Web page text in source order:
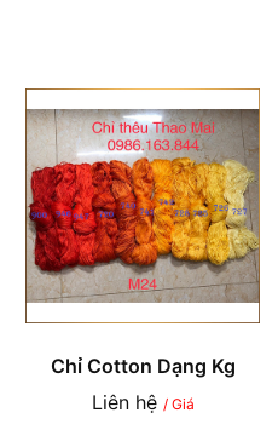
Chỉ Cotton Dạng Kg
Liên hệ / Giá